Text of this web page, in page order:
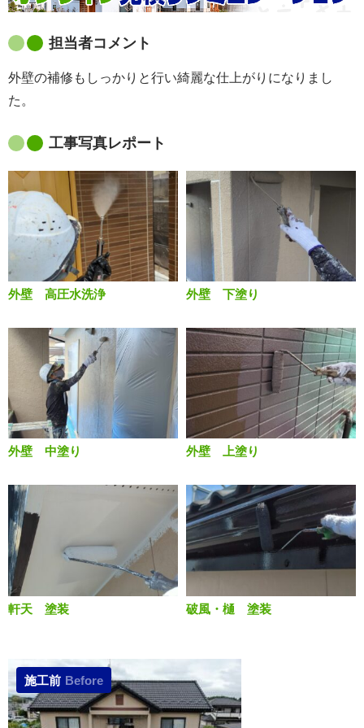
担当者コメント
外壁の補修もしっかりと行い綺麗な仕上がりになりまし
た。
工事写真レポート
外壁 高圧水洗浄 外壁 下塗り
外壁 中塗り 外壁 上塗り
軒天 塗装 破風・樋 塗装
施工前 Before